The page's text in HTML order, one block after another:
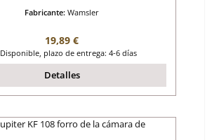
Fabricante: Wamsler
Precio normal:
19,89 €
Disponible, plazo de entrega: 4-6 días
Detalles